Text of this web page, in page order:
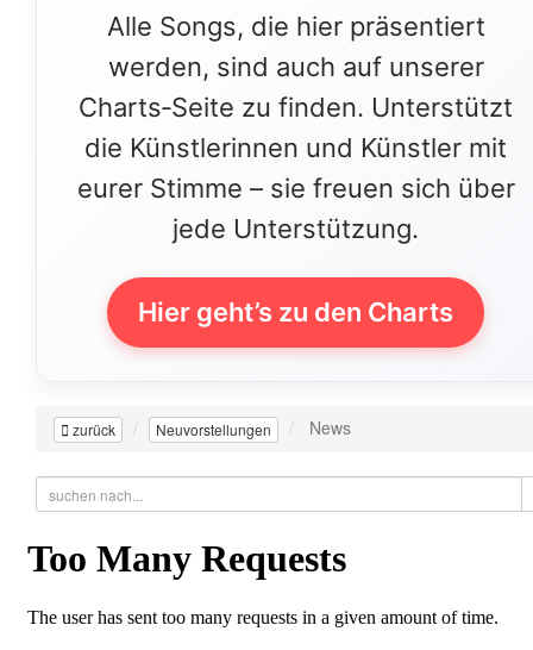
Alle Songs, die hier präsentiert
werden, sind auch auf unserer
Charts‑Seite zu finden. Unterstützt
die Künstlerinnen und Künstler mit
eurer Stimme – sie freuen sich über
jede Unterstützung.
Hier geht’s zu den Charts
zurück Neuvorstellungen News